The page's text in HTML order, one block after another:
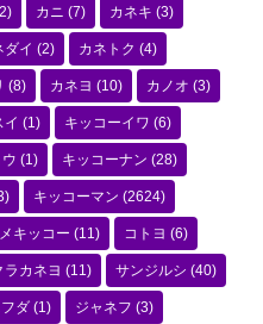
カニ (7) カネキ (3)
ダイ (2) カネトク (4)
(8) カネヨ (10) カノオ (3)
イ (1) キッコーイワ (6)
(1) キッコーナン (28)
キッコーマン (2624)
キッコー (11) コトヨ (6)
ラカネヨ (11) サンジルシ (40)
ダ (1) ジャネフ (3)